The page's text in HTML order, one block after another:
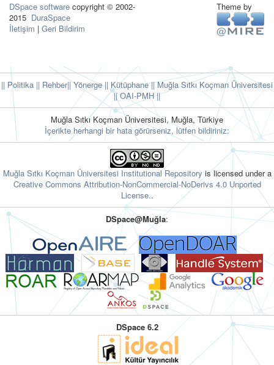
DSpace software copyright © 2002-
2015 DuraSpace
İletişim | Geri Bildirim
Theme by
|| Politika || Rehber|| Yönerge|| Kütüphane|| Muğla Sıtkı Koçman Üniversitesi
||OAI-PMH ||
Muğla Sıtkı Koçman Üniversitesi, Muğla, Türkiye
İçerikte herhangi bir hata görürseniz, lütfen bildiriniz:
Muğla Sıtkı Koçman Üniversitesi Institutional Repository is licensed under a
Creative Commons Attribution-NonCommercial-NoDerivs 4.0 Unported
License..
DSpace@Muğla:
DSpace 6.2